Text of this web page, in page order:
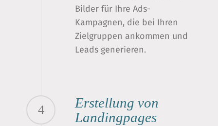
Bilder für Ihre Ads-
Kampagnen, die bei Ihren
Zielgruppen ankommen und
Leads generieren.
4
Erstellung von
Landingpages